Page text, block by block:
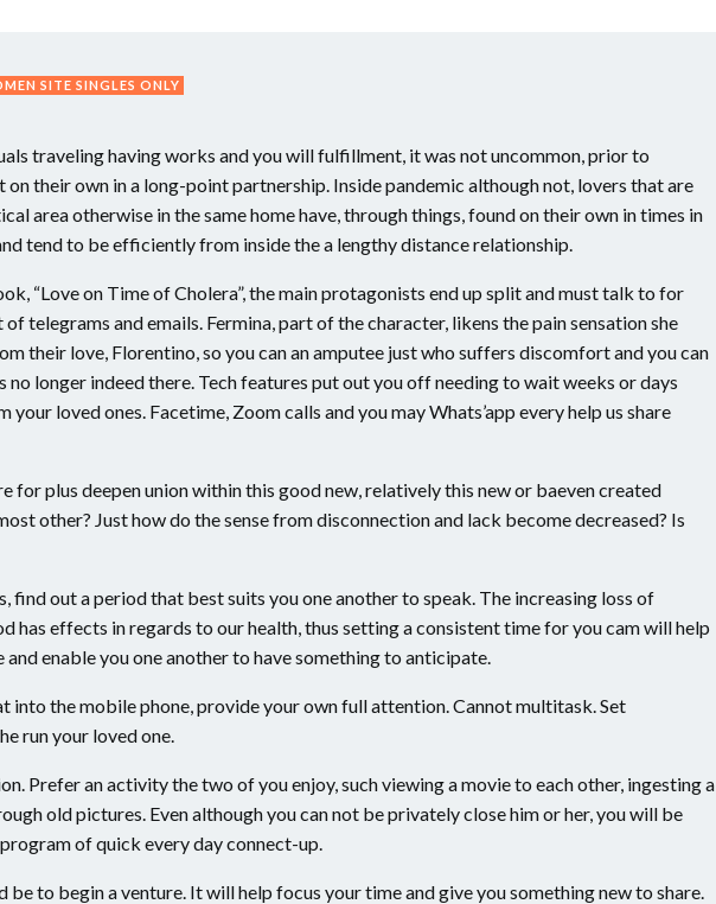
SITE SINGLES ONLY
traveling having works and you will fulfillment, it was not uncommon, prior to
their own in a long-point partnership. Inside pandemic although not, lovers that are
area otherwise in the same home have, through things, found on their own in times in
tend to be efficiently from inside the a lengthy distance relationship.
“Love on Time of Cholera”, the main protagonists end up split and must talk to for
telegrams and emails. Fermina, part of the character, likens the pain sensation she
their love, Florentino, so you can an amputee just who suffers discomfort and you can
longer indeed there. Tech features put out you off needing to wait weeks or days
loved ones. Facetime, Zoom calls and you may Whats’app every help us share
for plus deepen union within this good new, relatively this new or baeven created
other? Just how do the sense from disconnection and lack become decreased? Is
find out a period that best suits you one another to speak. The increasing loss of
has effects in regards to our health, thus setting a consistent time for you cam will help
enable you one another to have something to anticipate.
into the mobile phone, provide your own full attention. Cannot multitask. Set
run your loved one.
Prefer an activity the two of you enjoy, such viewing a movie to each other, ingesting a
old pictures. Even although you can not be privately close him or her, you will be
of quick every day connect-up.
be to begin a venture. It will help focus your time and give you something new to share.